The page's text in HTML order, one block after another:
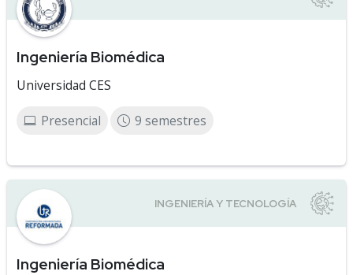
Ingeniería Biomédica
Universidad CES
Presencial 9 semestres
Ingeniería Biomédica